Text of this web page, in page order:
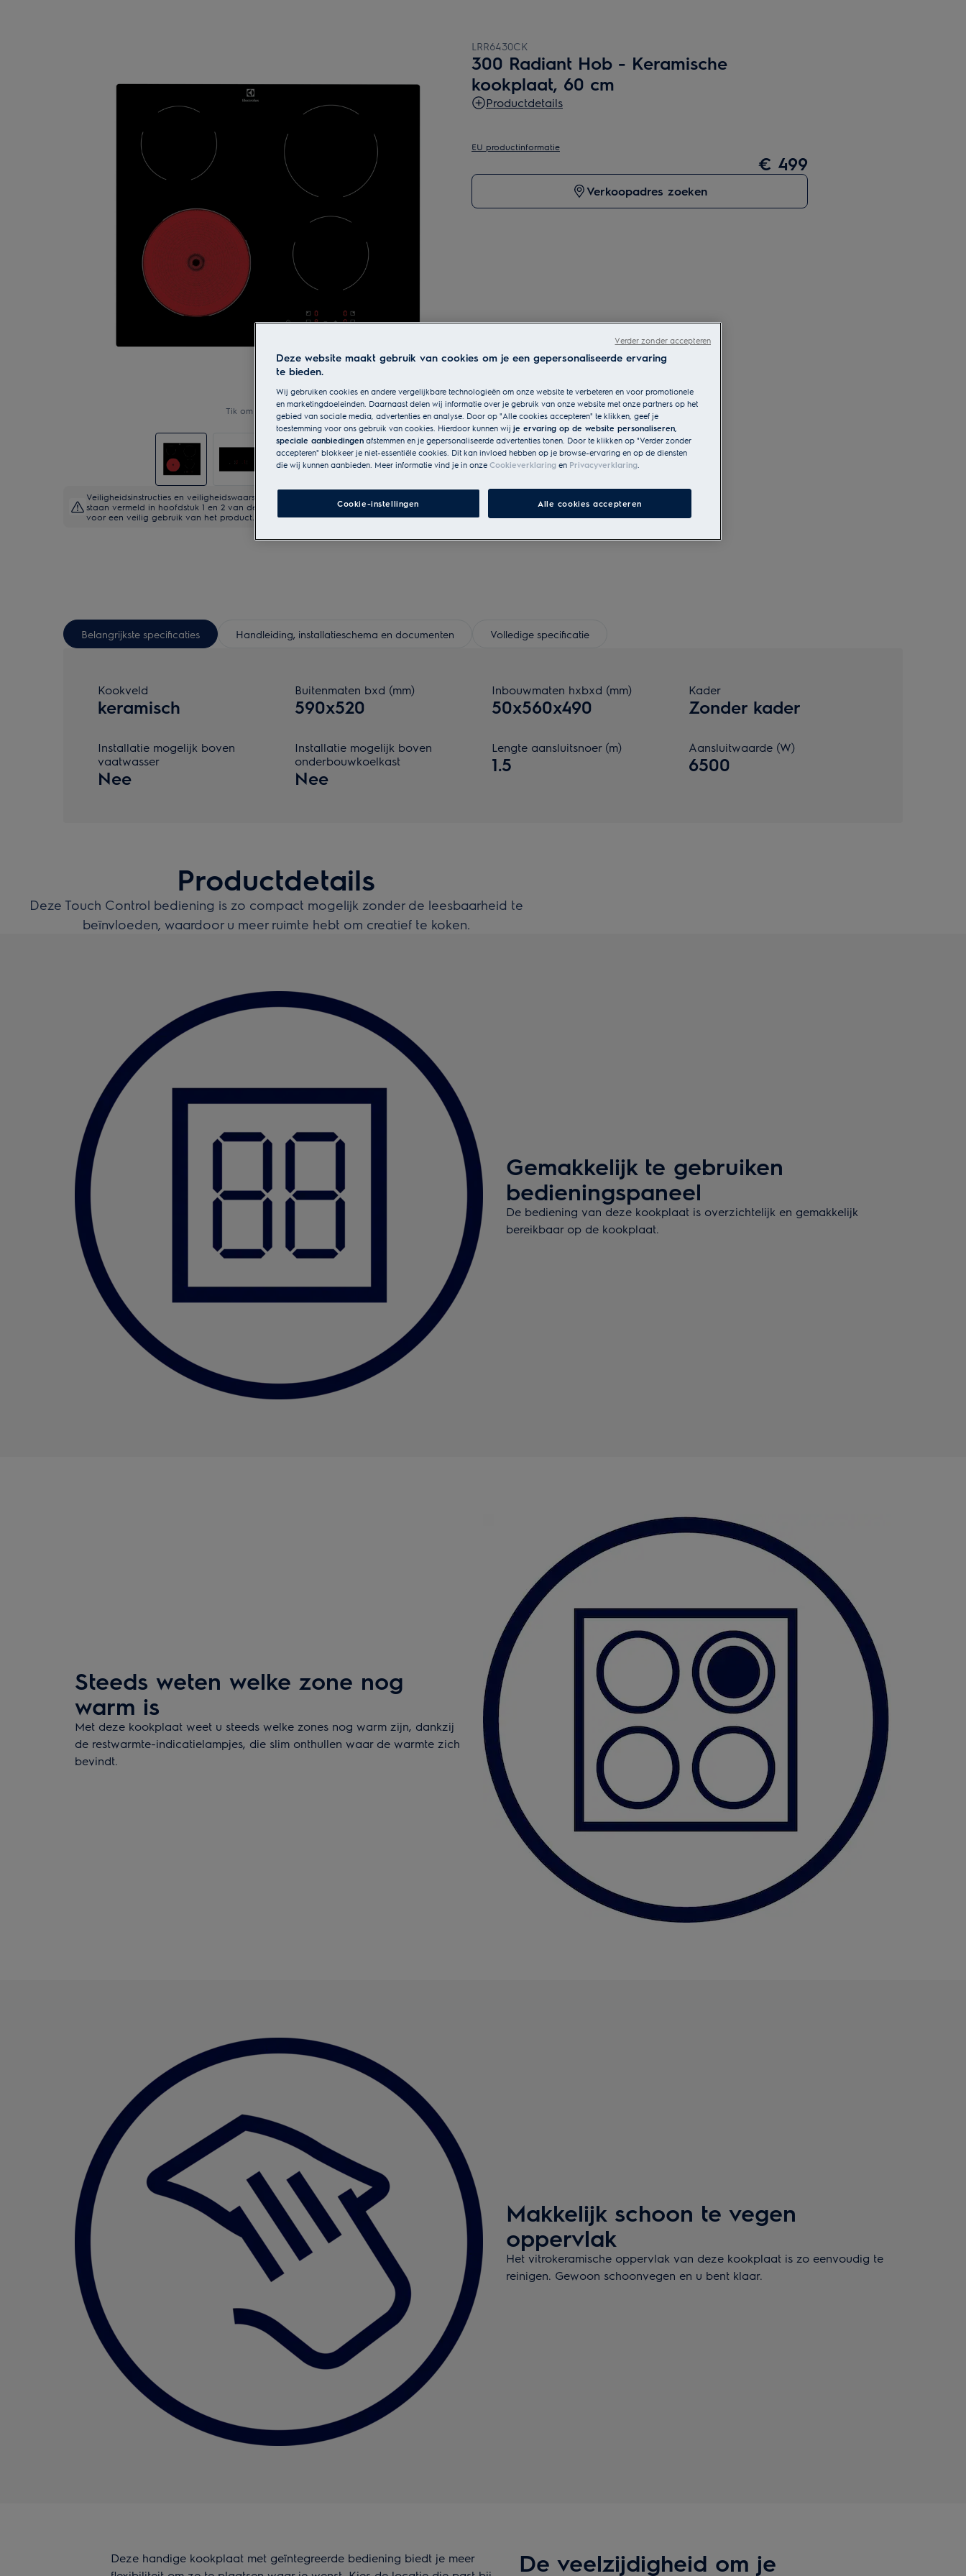
Tik om in te zoomen
Veiligheidsinstructies en veiligheidswaarschuwingen volgens EU-verordening 2023/988
staan vermeld in hoofdstuk 1 en 2 van de handleiding. Lees de volledige handleiding
voor een veilig gebruik van het product.
LRR6430CK
300 Radiant Hob - Keramische
kookplaat, 60 cm
Productdetails
EU productinformatie
€ 499
Verkoopadres zoeken
Belangrijkste specificaties Handleiding, installatieschema en documenten Volledige specificatie
Kookveld
keramisch
Buitenmaten bxd (mm)
590x520
Inbouwmaten hxbxd (mm)
50x560x490
Kader
Zonder kader
Installatie mogelijk boven
vaatwasser
Nee
Installatie mogelijk boven
onderbouwkoelkast
Nee
Lengte aansluitsnoer (m)
1.5
Aansluitwaarde (W)
6500
Productdetails
Deze Touch Control bediening is zo compact mogelijk zonder de leesbaarheid te
beïnvloeden, waardoor u meer ruimte hebt om creatief te koken.
Gemakkelijk te gebruiken
bedieningspaneel
De bediening van deze kookplaat is overzichtelijk en gemakkelijk
bereikbaar op de kookplaat.
Steeds weten welke zone nog
warm is
Met deze kookplaat weet u steeds welke zones nog warm zijn, dankzij
de restwarmte-indicatielampjes, die slim onthullen waar de warmte zich
bevindt.
Makkelijk schoon te vegen
oppervlak
Het vitrokeramische oppervlak van deze kookplaat is zo eenvoudig te
reinigen. Gewoon schoonvegen en u bent klaar.
De veelzijdigheid om je
Deze handige kookplaat met geïntegreerde bediening biedt je meer
Deze website maakt gebruik van cookies om je een gepersonaliseerde ervaring
te bieden.
Wij gebruiken cookies en andere vergelijkbare technologieën om onze website te verbeteren en voor promotionele
en marketingdoeleinden. Daarnaast delen wij informatie over je gebruik van onze website met onze partners op het
gebied van sociale media, advertenties en analyse. Door op "Alle cookies accepteren" te klikken, geef je
toestemming voor ons gebruik van cookies. Hierdoor kunnen wij je ervaring op de website personaliseren,
speciale aanbiedingen afstemmen en je gepersonaliseerde advertenties tonen. Door te klikken op "Verder zonder
accepteren" blokkeer je niet-essentiële cookies. Dit kan invloed hebben op je browse-ervaring en op de diensten
die wij kunnen aanbieden. Meer informatie vind je in onze Cookieverklaring en Privacyverklaring.
Cookie-instellingen Alle cookies accepteren
Verder zonder accepteren